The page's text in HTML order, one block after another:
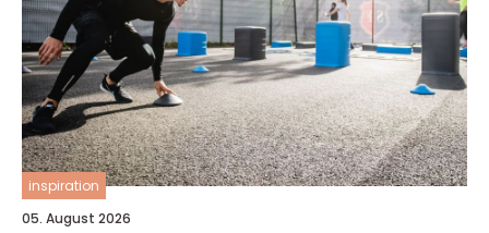
inspiration
05. August 2026